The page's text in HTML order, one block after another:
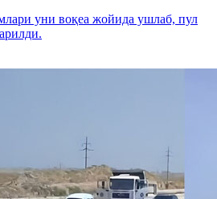
уни воқеа жойида ушлаб, пул